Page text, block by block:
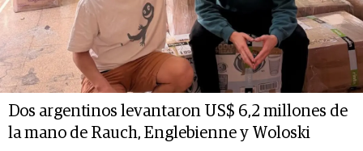
Dos argentinos levantaron US$ 6,2 millones de
la mano de Rauch, Englebienne y Woloski